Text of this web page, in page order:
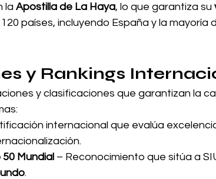
la Apostilla de La Haya, lo que garantiza su
países, incluyendo España y la mayoría
y Rankings
y clasificaciones que garantizan la
internacional que evalúa
50 Mundial – Reconocimiento que sitúa a
.